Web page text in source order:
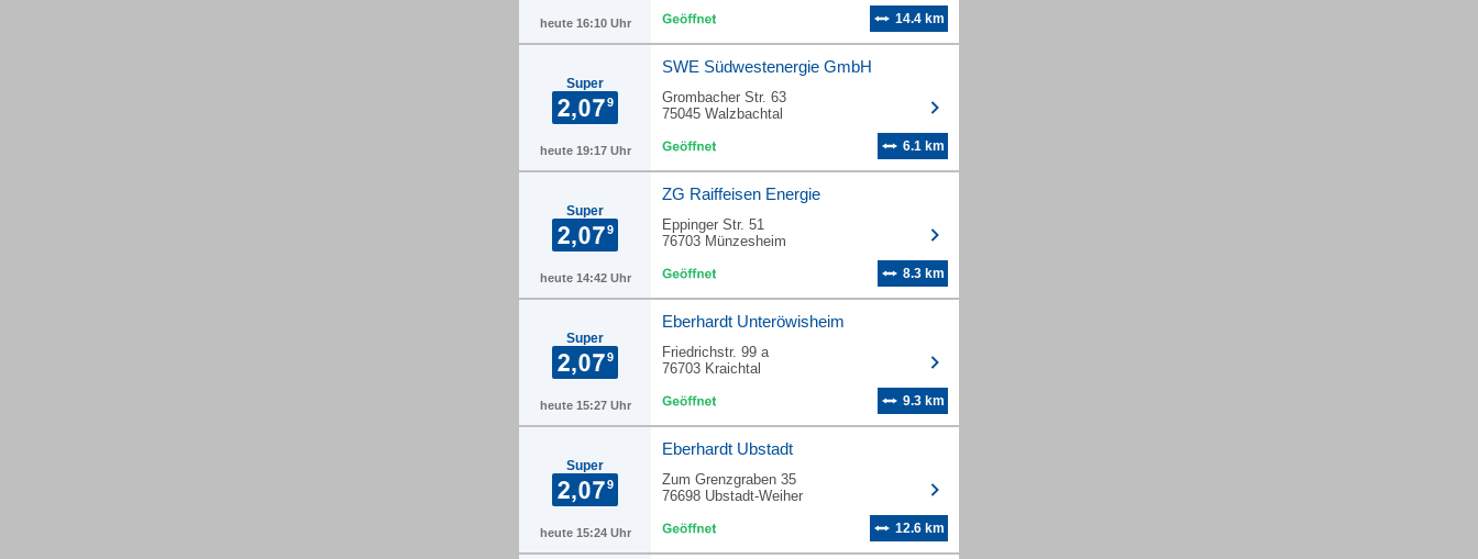
heute 16:10 Uhr 14.4 km
Super
heute 19:17 Uhr
SWE Südwestenergie GmbH
Grombacher Str. 63
75045 Walzbachtal
6.1 km
Super
heute 14:42 Uhr
ZG Raiffeisen Energie
Eppinger Str. 51
76703 Münzesheim
8.3 km
Super
heute 15:27 Uhr
Eberhardt Unteröwisheim
Friedrichstr. 99 a
76703 Kraichtal
9.3 km
Super
heute 15:24 Uhr
Eberhardt Ubstadt
Zum Grenzgraben 35
76698 Ubstadt-Weiher
12.6 km